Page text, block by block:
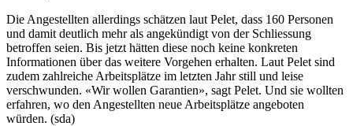
Die Angestellten allerdings schätzen laut Pelet, dass 160 Personen
und damit deutlich mehr als angekündigt von der Schliessung
betroffen seien. Bis jetzt hätten diese noch keine konkreten
Informationen über das weitere Vorgehen erhalten. Laut Pelet sind
zudem zahlreiche Arbeitsplätze im letzten Jahr still und leise
verschwunden. «Wir wollen Garantien», sagt Pelet. Und sie wollten
erfahren, wo den Angestellten neue Arbeitsplätze angeboten
würden. (sda)